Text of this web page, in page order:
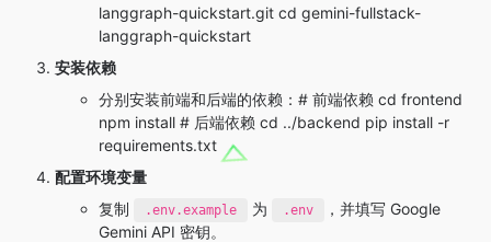
langgraph-quickstart.git cd gemini-fullstack-
langgraph-quickstart
安装依赖
分别安装前端和后端的依赖：# 前端依赖 cd frontend
npm install # 后端依赖 cd ../backend pip install -r
requirements.txt
配置环境变量
复制
.env.example 为 .env
，并填写 Google
Gemini API 密钥。